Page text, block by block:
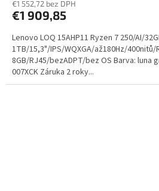
€1 552,72 bez DPH
€1 909,85
Lenovo LOQ 15AHP11 Ryzen 7 250/AI/
1TB/15,3"/IPS/WQXGA/až180Hz/400nitů/
8GB/RJ45/bezADPT/bez OS Barva: luna
007XCK Záruka 2 roky...